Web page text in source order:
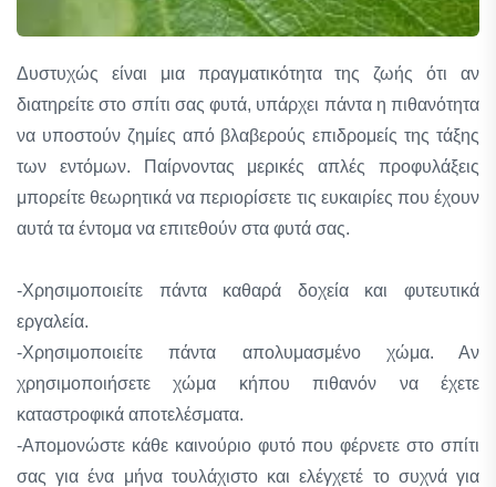
Δυστυχώς είναι μια πραγματικότητα της ζωής ότι αν
διατηρείτε στο σπίτι σας φυτά, υπάρχει πάντα η πιθανότητα
να υποστούν ζημίες από βλαβερούς επιδρομείς της τάξης
των εντόμων. Παίρνοντας μερικές απλές προφυλάξεις
μπορείτε θεωρητικά να περιορίσετε τις ευκαιρίες που έχουν
αυτά τα έντομα να επιτεθούν στα φυτά σας.
-Χρησιμοποιείτε πάντα καθαρά δοχεία και φυτευτικά
εργαλεία.
-Χρησιμοποιείτε πάντα απολυμασμένο χώμα. Αν
χρησιμοποιήσετε χώμα κήπου πιθανόν να έχετε
καταστροφικά αποτελέσματα.
-Απομονώστε κάθε καινούριο φυτό που φέρνετε στο σπίτι
σας για ένα μήνα τουλάχιστο και ελέγχετέ το συχνά για